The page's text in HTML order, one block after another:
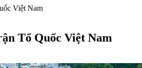
Việt Nam
Tổ Quốc Việt Nam